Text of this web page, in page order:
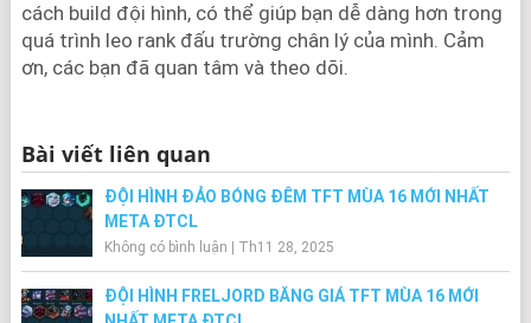
cách build đội hình, có thể giúp bạn dễ dàng hơn trong
quá trình leo rank đấu trường chân lý của mình. Cảm
ơn, các bạn đã quan tâm và theo dõi.
Bài viết liên quan
ĐỘI HÌNH ĐẢO BÓNG ĐÊM TFT MÙA 16 MỚI NHẤT
META ĐTCL
Không có bình luận Th11 28, 2025
ĐỘI HÌNH FRELJORD BĂNG GIÁ TFT MÙA 16 MỚI